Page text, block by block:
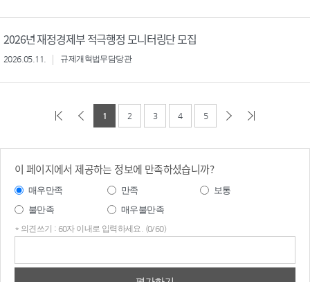
2026년 재정경제부 적극행정 모니터링단 모집
2026.05.11. 규제개혁법무담당관
1 2 3 4 5
이 페이지에서 제공하는 정보에 만족하셨습니까?
매우만족 만족
보통
불만족
매우불만족
* 의견쓰기 : 60자 이내로 입력하세요. (0/60)